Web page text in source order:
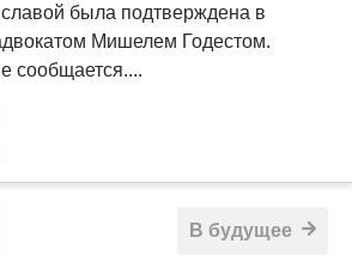
была подтверждена в
Мишелем Годестом.
сообщается....
В будущее